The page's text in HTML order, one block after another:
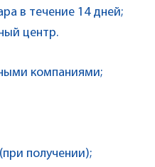
в течение 14 дней;
центр.
компаниями;
получении);